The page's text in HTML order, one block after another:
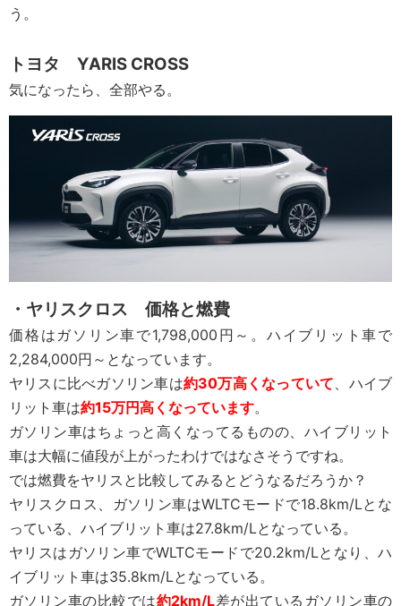
う。
トヨタ YARIS CROSS
気になったら、全部やる。
・ヤリスクロス 価格と燃費
価格はガソリン車で1,798,000円～。ハイブリット車で
2,284,000円～となっています。
ヤリスに比べガソリン車は約30万高くなっていて 、ハイブ
リット車は約15万円高くなっています。
ガソリン車はちょっと高くなってるものの、ハイブリット
車は大幅に値段が上がったわけではなさそうですね。
では燃費をヤリスと比較してみるとどうなるだろうか？
ヤリスクロス、ガソリン車はWLTCモードで18.8km/Lとな
っている、ハイブリット車は27.8km/Lとなっている。
ヤリスはガソリン車でWLTCモードで20.2km/Lとなり、ハ
イブリット車は35.8km/Lとなっている。
ガソリン車の比較では約2km/L差が出ているガソリン車の